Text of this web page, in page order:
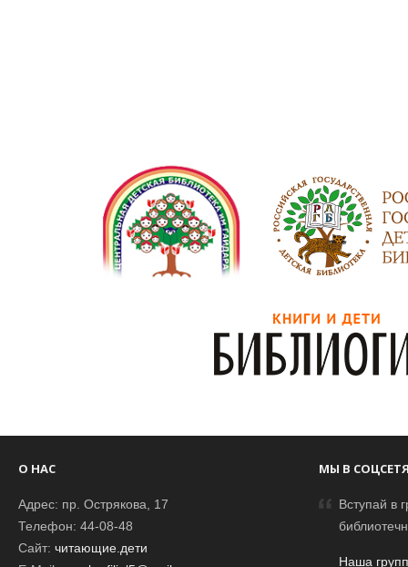
О НАС
Адрес: пр. Острякова, 17
Телефон: 44-08-48
Сайт: читающие.дети
МЫ В
Вступай в
Наша